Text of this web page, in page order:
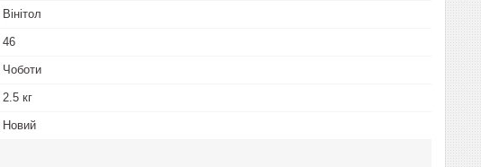
Вінітол
46
Чоботи
2.5 кг
Новий